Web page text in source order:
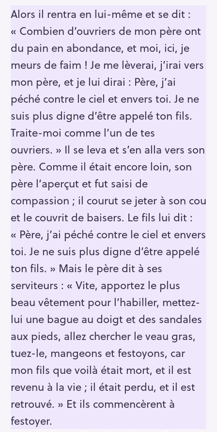
Alors il rentra en lui-même et se dit :
« Combien d’ouvriers de mon père ont
du pain en abondance, et moi, ici, je
meurs de faim ! Je me lèverai, j’irai vers
mon père, et je lui dirai : Père, j’ai
péché contre le ciel et envers toi. Je ne
suis plus digne d’être appelé ton fils.
Traite-moi comme l’un de tes
ouvriers. » Il se leva et s’en alla vers son
père. Comme il était encore loin, son
père l’aperçut et fut saisi de
compassion ; il courut se jeter à son cou
et le couvrit de baisers. Le fils lui dit :
« Père, j’ai péché contre le ciel et envers
toi. Je ne suis plus digne d’être appelé
ton fils. » Mais le père dit à ses
serviteurs : « Vite, apportez le plus
beau vêtement pour l’habiller, mettez-
lui une bague au doigt et des sandales
aux pieds, allez chercher le veau gras,
tuez-le, mangeons et festoyons, car
mon fils que voilà était mort, et il est
revenu à la vie ; il était perdu, et il est
retrouvé. » Et ils commencèrent à
festoyer.